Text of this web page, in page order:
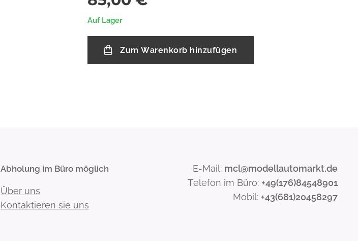
Auf Lager
Zum Warenkorb hinzufügen
Abholung im Büro möglich
Über uns
Kontaktieren sie uns
E-Mail: mcl@modellautomarkt.de
Telefon im Büro: +49(176)84548901
Mobil: +43(681)20458297